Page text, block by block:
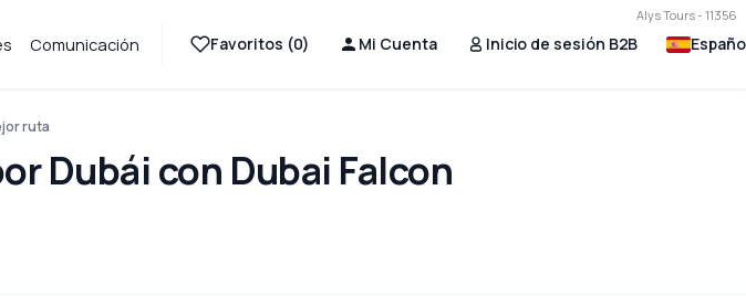
Alys Tours - 11356
Comunicación Favoritos (0) Mi Cuenta Inicio de sesión B2B
ruta
Dubái con Dubai Falcon